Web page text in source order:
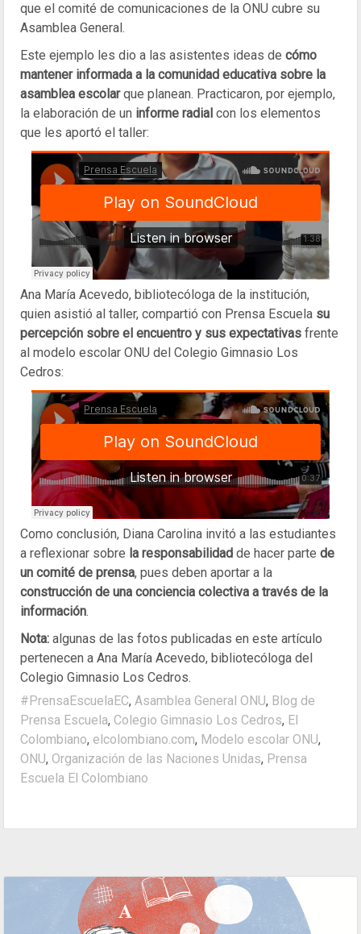
que el comité de comunicaciones de la ONU cubre su
Asamblea General.
Este ejemplo les dio a las asistentes ideas de cómo
mantener informada a la comunidad educativa sobre la
asamblea escolarque planean. Practicaron, por ejemplo,
la elaboración de un informe radial con los elementos
que les aportó el taller:
Ana María Acevedo, bibliotecóloga de la institución,
quien asistió al taller, compartió con Prensa Escuela su
percepción sobre el encuentro y sus expectativas frente
al modelo escolar ONU del Colegio Gimnasio Los
Cedros:
Como conclusión, Diana Carolina invitó a las estudiantes
a reflexionar sobre la responsabilidad de hacer parte de
un comité de prensa, pues deben aportar a la
construcción de una conciencia colectiva a través de la
información.
Nota: algunas de las fotos publicadas en este artículo
pertenecen a Ana María Acevedo, bibliotecóloga del
Colegio Gimnasio Los Cedros.
#PrensaEscuelaEC, Asamblea General ONU, Blog de
Prensa Escuela, Colegio Gimnasio Los Cedros, El
Colombiano, elcolombiano.com, Modelo escolar ONU,
ONU, Organización de las Naciones Unidas, Prensa
Escuela El Colombiano